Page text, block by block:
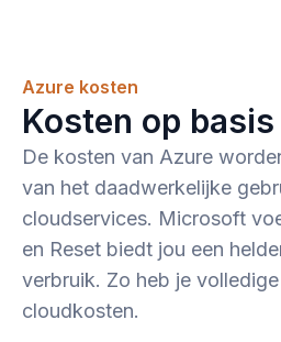
Azure kosten
Kosten op
De kosten van Azure
van het daadwerkelijke
cloudservices. Microsoft
en Reset biedt jou een
verbruik. Zo heb je
cloudkosten.